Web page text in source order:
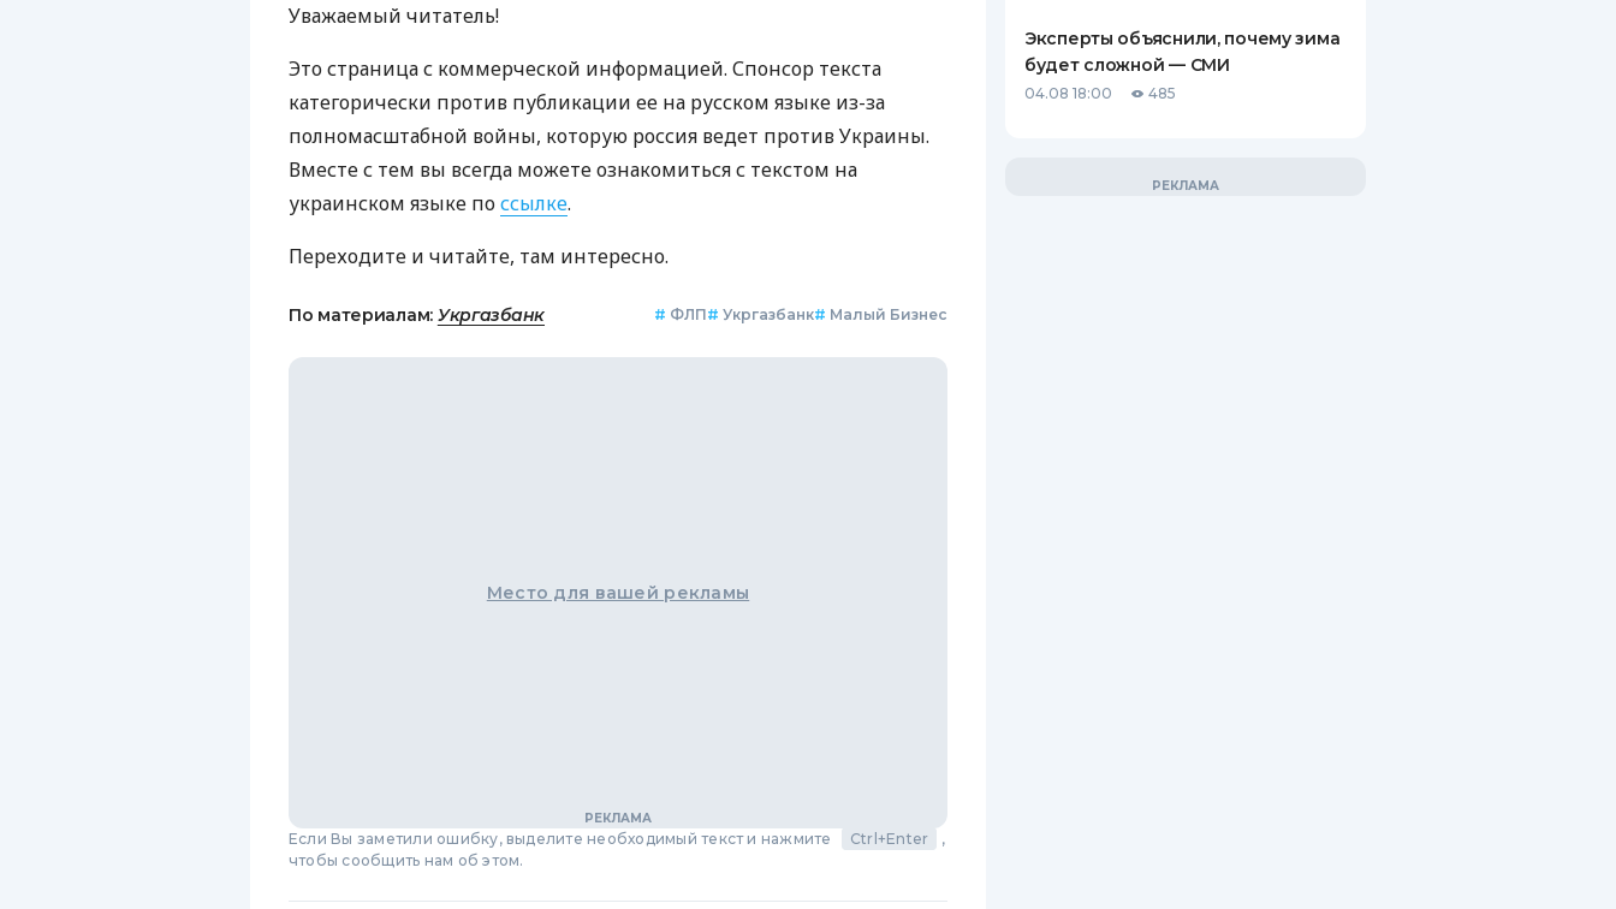
Уважаемый читатель!
Это страница с коммерческой информацией. Спонсор текста
категорически против публикации ее на русском языке из-за
полномасштабной войны, которую россия ведет против Украины.
Вместе с тем вы всегда можете ознакомиться с текстом на
украинском языке поссылке.
Переходите и читайте, там интересно.
По материалам: Укргазбанк # ФЛП# Укргазбанк# Малый Бизнес
Место для вашей рекламы
Если Вы заметили ошибку, выделите необходимый текст и нажмите Ctrl+Enter
,
чтобы сообщить нам об этом.
Эксперты объяснили, почему зима
будет сложной — СМИ
04.08 18:00 485